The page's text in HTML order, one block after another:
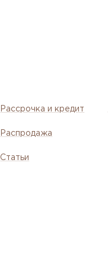
Рассрочка и кредит
Распродажа
Статьи